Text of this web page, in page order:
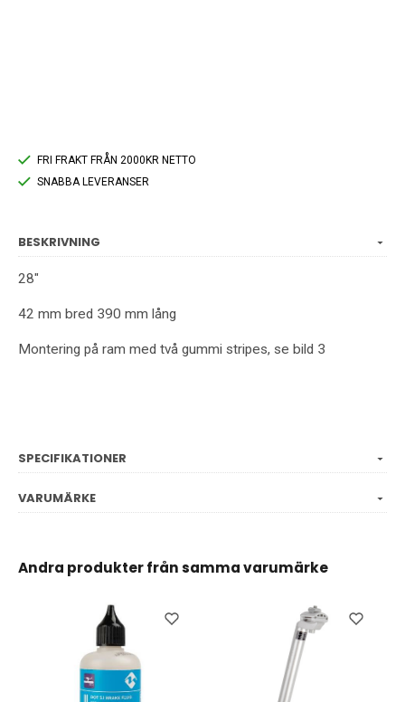
FRI FRAKT FRÅN 2000KR NETTO
SNABBA LEVERANSER
BESKRIVNING
28"
42 mm bred 390 mm lång
Montering på ram med två gummi stripes, se bild 3
SPECIFIKATIONER
VARUMÄRKE
Andra produkter från samma varumärke